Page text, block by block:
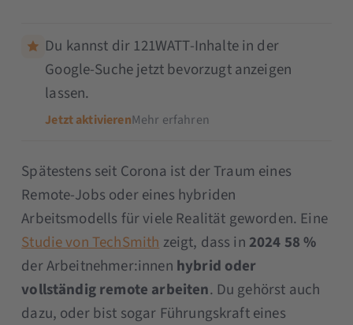
Du kannst dir 121WATT-Inhalte in der
Google-Suche jetzt bevorzugt anzeigen
lassen.
Jetzt aktivierenMehr erfahren
Spätestens seit Corona ist der Traum eines
Remote-Jobs oder eines hybriden
Arbeitsmodells für viele Realität geworden. Eine
Studie von TechSmithzeigt, dass in 2024 58 %
der Arbeitnehmer:innen hybrid oder
vollständig remote arbeiten. Du gehörst auch
dazu, oder bist sogar Führungskraft eines